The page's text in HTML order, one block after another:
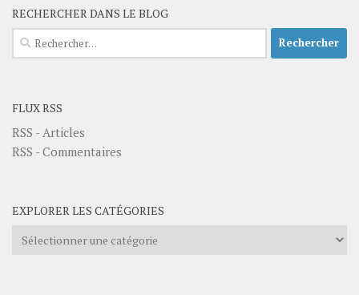
RECHERCHER DANS LE BLOG
Rechercher :
FLUX RSS
RSS - Articles
RSS - Commentaires
EXPLORER LES CATÉGORIES
Explorer